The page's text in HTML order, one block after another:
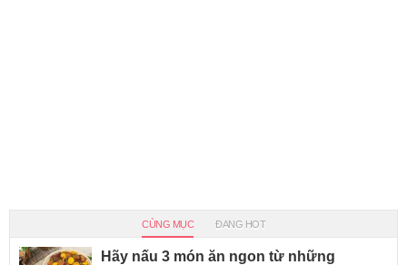
CÙNG MỤC ĐANG HOT
Hãy nấu 3 món ăn ngon từ những